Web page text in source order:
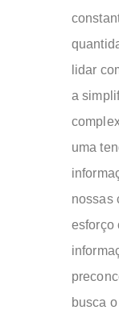
lidar
a
uma
nossas
esforço
busca